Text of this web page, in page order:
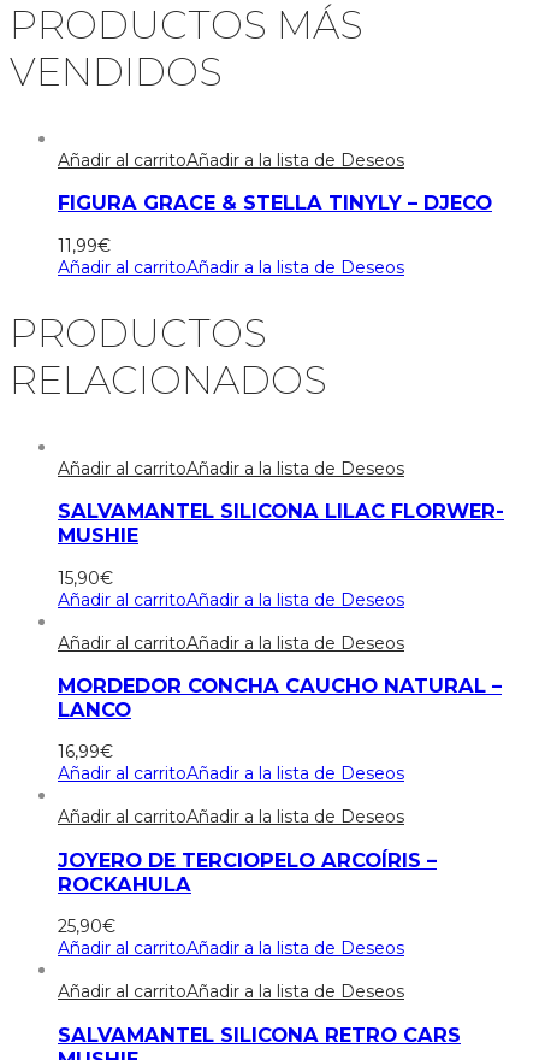
PRODUCTOS MÁS
VENDIDOS
Añadir al carritoAñadir a la lista de Deseos
FIGURA GRACE & STELLA TINYLY – DJECO
11,99€
Añadir al carritoAñadir a la lista de Deseos
PRODUCTOS
RELACIONADOS
Añadir al carritoAñadir a la lista de Deseos
SALVAMANTEL SILICONA LILAC FLORWER-
MUSHIE
15,90€
Añadir al carritoAñadir a la lista de Deseos
Añadir al carritoAñadir a la lista de Deseos
MORDEDOR CONCHA CAUCHO NATURAL –
LANCO
16,99€
Añadir al carritoAñadir a la lista de Deseos
Añadir al carritoAñadir a la lista de Deseos
JOYERO DE TERCIOPELO ARCOÍRIS –
ROCKAHULA
25,90€
Añadir al carritoAñadir a la lista de Deseos
Añadir al carritoAñadir a la lista de Deseos
SALVAMANTEL SILICONA RETRO CARS